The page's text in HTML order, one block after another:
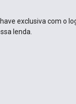
exclusiva com o
lenda.